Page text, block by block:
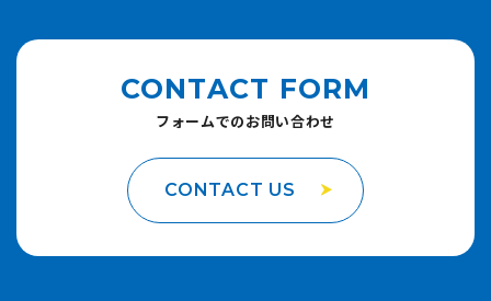
CONTACT FORM
フォームでのお問い合わせ
CONTACT US